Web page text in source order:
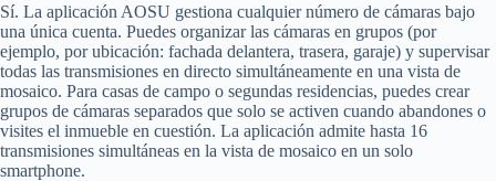
Sí. La aplicación AOSU gestiona cualquier número de cámaras bajo
una única cuenta. Puedes organizar las cámaras en grupos (por
ejemplo, por ubicación: fachada delantera, trasera, garaje) y supervisar
todas las transmisiones en directo simultáneamente en una vista de
mosaico. Para casas de campo o segundas residencias, puedes crear
grupos de cámaras separados que solo se activen cuando abandones o
visites el inmueble en cuestión. La aplicación admite hasta 16
transmisiones simultáneas en la vista de mosaico en un solo
smartphone.